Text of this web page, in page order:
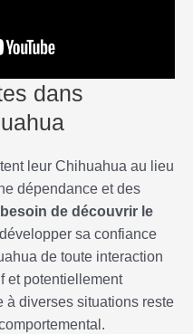
dans
leur Chihuahua au lieu
dépendance et des
besoin de découvrir le
sa confiance
de toute interaction
et potentiellement
à diverses situations reste